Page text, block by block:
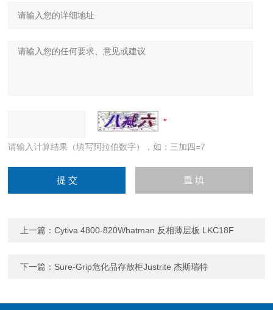
请输入计算结果（填写阿拉伯数字），如：三加四=7
上一篇：Cytiva 4800-820Whatman 反相薄层板 LKC18F
下一篇： Sure-Grip危化品存放柜Justrite 杰斯瑞特